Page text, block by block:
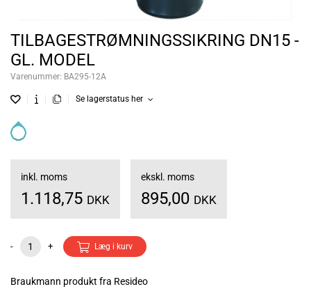
TILBAGESTRØMNINGSSIKRING DN15 -
GL. MODEL
Varenummer: BA295-12A
Se lagerstatus her
inkl. moms
1.118,75 DKK
ekskl. moms
895,00 DKK
- + Læg i kurv
Braukmann produkt fra Resideo